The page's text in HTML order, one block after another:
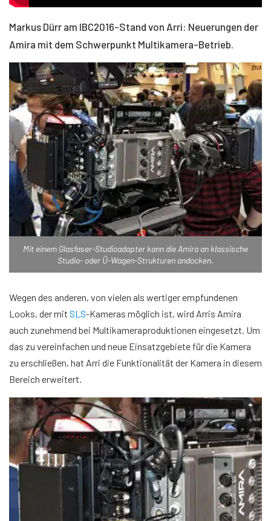
Markus Dürr am IBC2016-Stand von Arri: Neuerungen der
Amira mit dem Schwerpunkt Multikamera-Betrieb.
Mit einem Glasfaser-Studioadapter kann die Amira an klassische
Studio- oder Ü-Wagen-Strukturen andocken.
Wegen des anderen, von vielen als wertiger empfundenen
Looks, der mit SLS-Kameras möglich ist, wird Arris Amira
auch zunehmend bei Multikameraproduktionen eingesetzt. Um
das zu vereinfachen und neue Einsatzgebiete für die Kamera
zu erschließen, hat Arri die Funktionalität der Kamera in diesem
Bereich erweitert.